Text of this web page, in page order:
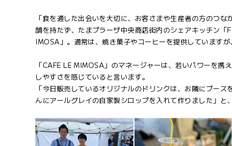
「食を通した出会いを大切に、お客さまや生産者の方のつ
舗を持たず、たまプラーザ中央商店街内のシェアキッチン
IMOSA」。通常は、焼き菓子やコーヒーを提供しています
「CAFE LE MIMOSA」のマネージャーは、若いパワーを
しやすさを感じていると言います。
「今日販売しているオリジナルのドリンクは、お隣にブー
んにアールグレイの自家製シロップを入れて作りました」と